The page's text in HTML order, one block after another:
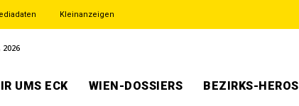
Kleinanzeigen
UMS ECK WIEN-DOSSIERS BEZIRKS-HEROS